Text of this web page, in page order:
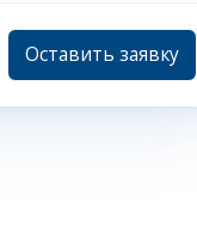
Оставить заявку